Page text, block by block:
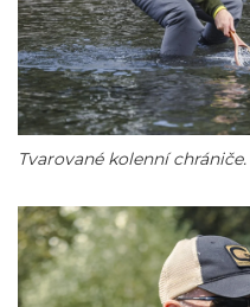
Tvarované kolenní chrániče.